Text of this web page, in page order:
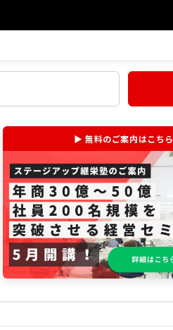
▶ 無料のご案内はこちら